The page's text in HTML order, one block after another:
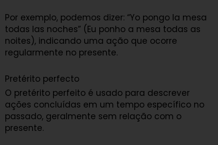
Por exemplo, podemos dizer: “Yo pongo la mesa
todas las noches” (Eu ponho a mesa todas as
noites), indicando uma ação que ocorre
regularmente no presente.
Pretérito perfecto
O pretérito perfeito é usado para descrever
ações concluídas em um tempo específico no
passado, geralmente sem relação com o
presente.